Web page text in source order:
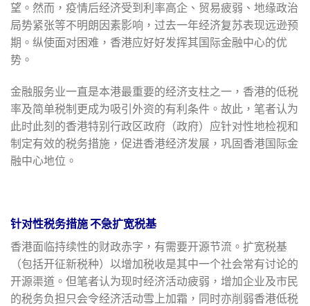
望。然而，疫情后经济受到利率高企、贸易疲弱、地缘政治
局势紧张等不明朗因素影响，过去一年经济复苏表现远逊预
期。纵使面对困难，香港应好好发挥其国际金融中心的优
势。
金融服务业一直是本港最重要的经济支柱之一，香港的低税
率及简单税制更成为吸引外资的有利条件。故此，笔者认为
此时此刻的香港特别行政区政府（政府）应针对性地检视和
制定有效的税务措施，促进香港经济发展，巩固香港国际金
融中心地位。
针对性税务措施 不急扩宽税基
香港面临持续性的财政赤字，有需要开源节流。扩宽税基
（包括开征新税种）以增加税收是其中一个社会常有讨论的
开源渠道。但笔者认为现时经济活动疲弱，增加企业及市民
的税务负担只会令经济活动雪上加霜，同时亦削弱香港低税